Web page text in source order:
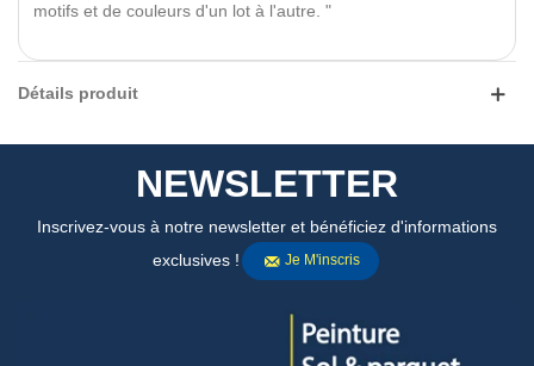
motifs et de couleurs d'un lot à l'autre. "
Détails produit
NEWSLETTER
Inscrivez-vous à notre newsletter et bénéficiez d'informations
exclusives !
Je M'inscris